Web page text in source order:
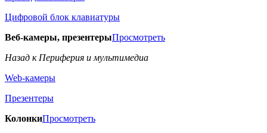
Цифровой блок клавиатуры
Веб-камеры, презентерыПросмотреть
Назад к Периферия и мультимедиа
Web-камеры
Презентеры
КолонкиПросмотреть